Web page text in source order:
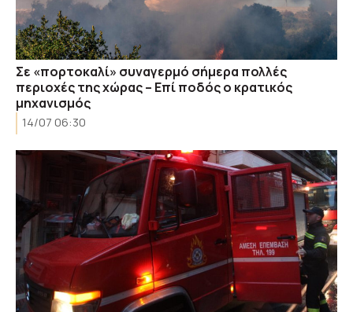
Σε «πορτοκαλί» συναγερμό σήμερα πολλές
περιοχές της χώρας – Επί ποδός ο κρατικός
μηχανισμός
14/07 06:30